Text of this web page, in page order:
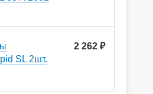
SL 2шт.
2 262 ₽